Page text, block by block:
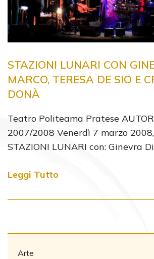
STAZIONI LUNARI CON
MARCO, TERESA DE SIO E
DONÀ
Teatro Politeama Pratese
2007/2008 Venerdì 7 marzo
STAZIONI LUNARI con: Ginevra
Leggi Tutto
Arte